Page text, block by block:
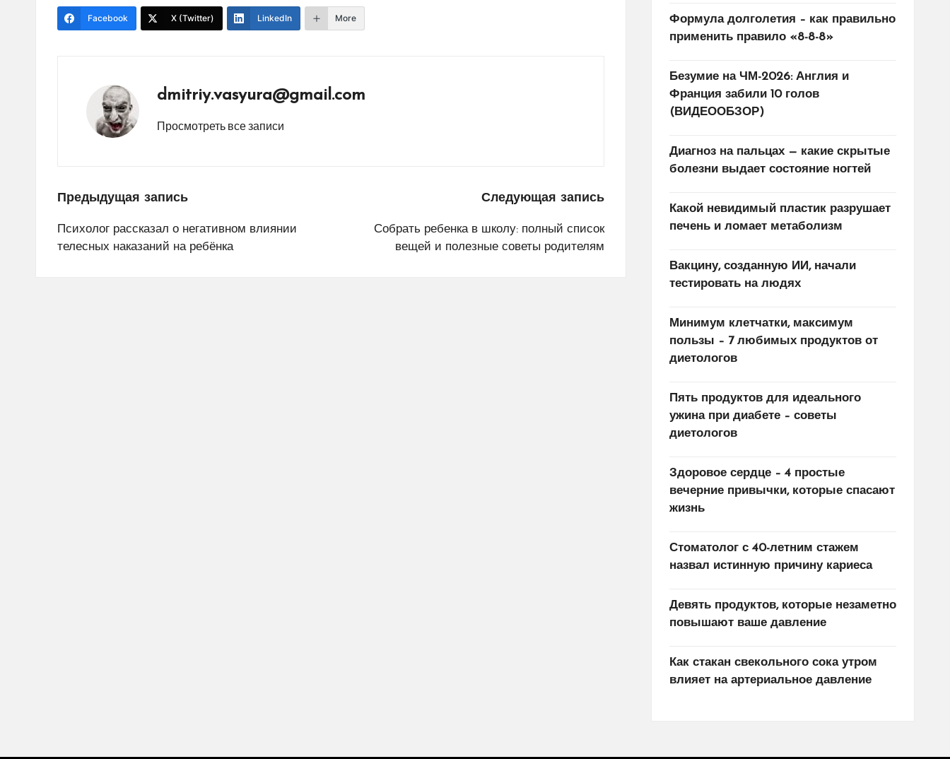
Facebook X (Twitter) LinkedIn More
dmitriy.vasyura@gmail.com
Просмотреть все записи
Навигация
по
Предыдущая запись
Психолог рассказал о негативном влиянии
телесных наказаний на ребёнка
Следующая запись
Собрать ребенка в школу: полный список
вещей и полезные советы родителям
Формула долголетия – как правильно
применить правило «8-8-8»
Безумие на ЧМ-2026: Англия и
Франция забили 10 голов
(ВИДЕООБЗОР)
Диагноз на пальцах — какие скрытые
болезни выдает состояние ногтей
Какой невидимый пластик разрушает
печень и ломает метаболизм
Вакцину, созданную ИИ, начали
тестировать на людях
Минимум клетчатки, максимум
пользы – 7 любимых продуктов от
диетологов
Пять продуктов для идеального
ужина при диабете – советы
диетологов
Здоровое сердце – 4 простые
вечерние привычки, которые спасают
жизнь
Стоматолог с 40-летним стажем
назвал истинную причину кариеса
Девять продуктов, которые незаметно
повышают ваше давление
Как стакан свекольного сока утром
влияет на артериальное давление